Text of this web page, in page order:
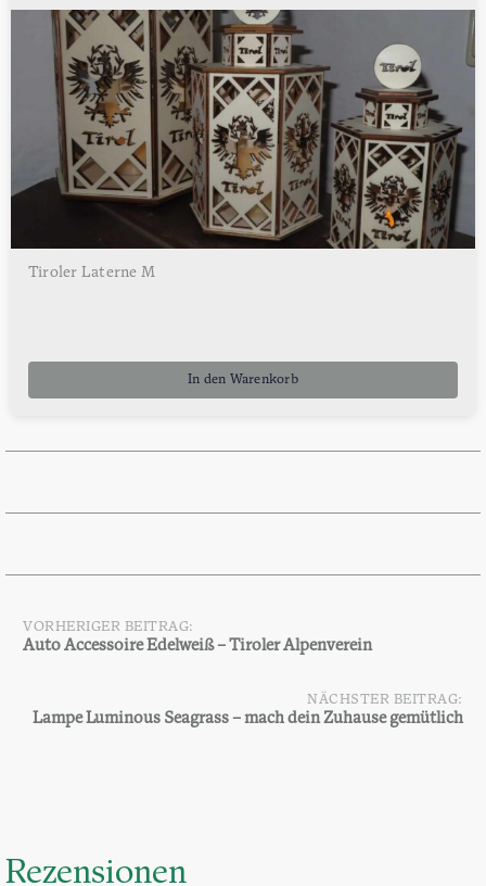
Tiroler Laterne M
In den Warenkorb
Beitragsnavigation
VORHERIGER BEITRAG:
Auto Accessoire Edelweiß – Tiroler Alpenverein
NÄCHSTER BEITRAG:
Lampe Luminous Seagrass – mach dein Zuhause gemütlich
Rezensionen